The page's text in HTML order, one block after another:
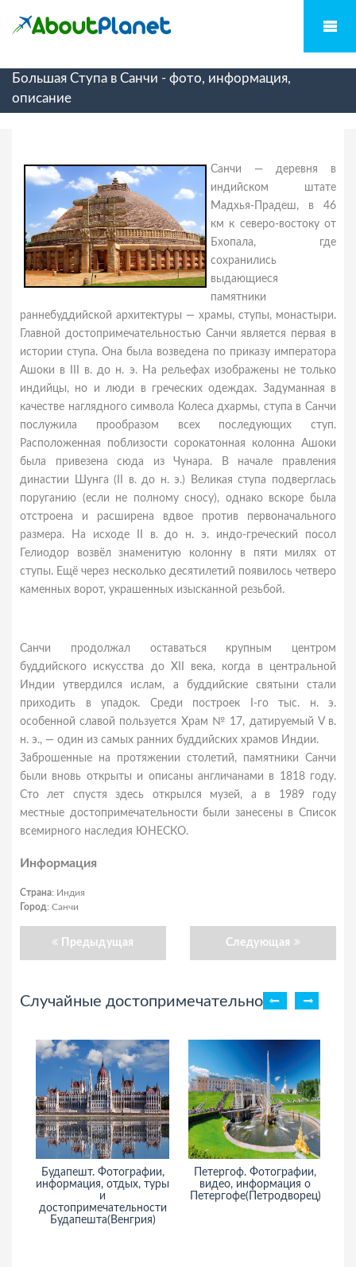
Большая Ступа в Санчи - фото, информация,
описание
Санчи — деревня в
индийском штате
Мадхья-Прадеш, в 46
км к северо-востоку от
Бхопала, где
сохранились
выдающиеся
памятники
раннебуддийской архитектуры — храмы, ступы, монастыри.
Главной достопримечательностью Санчи является первая в
истории ступа. Она была возведена по приказу императора
Ашоки в III в. до н. э. На рельефах изображены не только
индийцы, но и люди в греческих одеждах. Задуманная в
качестве наглядного символа Колеса дхармы, ступа в Санчи
послужила прообразом всех последующих ступ.
Расположенная поблизости сорокатонная колонна Ашоки
была привезена сюда из Чунара. В начале правления
династии Шунга (II в. до н. э.) Великая ступа подверглась
поруганию (если не полному сносу), однако вскоре была
отстроена и расширена вдвое против первоначального
размера. На исходе II в. до н. э. индо-греческий посол
Гелиодор возвёл знаменитую колонну в пяти милях от
ступы. Ещё через несколько десятилетий появилось четверо
каменных ворот, украшенных изысканной резьбой.
Санчи продолжал оставаться крупным центром
буддийского искусства до XII века, когда в центральной
Индии утвердился ислам, а буддийские святыни стали
приходить в упадок. Среди построек I-го тыс. н. э.
особенной славой пользуется Храм № 17, датируемый V в.
н. э., — один из самых ранних буддийских храмов Индии.
Заброшенные на протяжении столетий, памятники Санчи
были вновь открыты и описаны англичанами в 1818 году.
Сто лет спустя здесь открылся музей, а в 1989 году
местные достопримечательности были занесены в Список
всемирного наследия ЮНЕСКО.
Информация
Страна: Индия
Город: Санчи
Предыдущая Следующая
Случайные достопримечательности
Будапешт. Фотографии,
информация, отдых, туры
и
достопримечательности
Будапешта(Венгрия)
Петергоф. Фотографии,
видео, информация о
Петергофе(Петродворец)